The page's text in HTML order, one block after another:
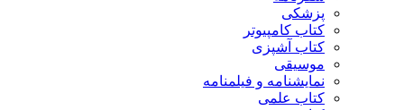
پزشکی
کتاب کامپیوتر
کتاب آشپزی
موسیقی
نمایشنامه و فیلمنامه
کتاب علمی